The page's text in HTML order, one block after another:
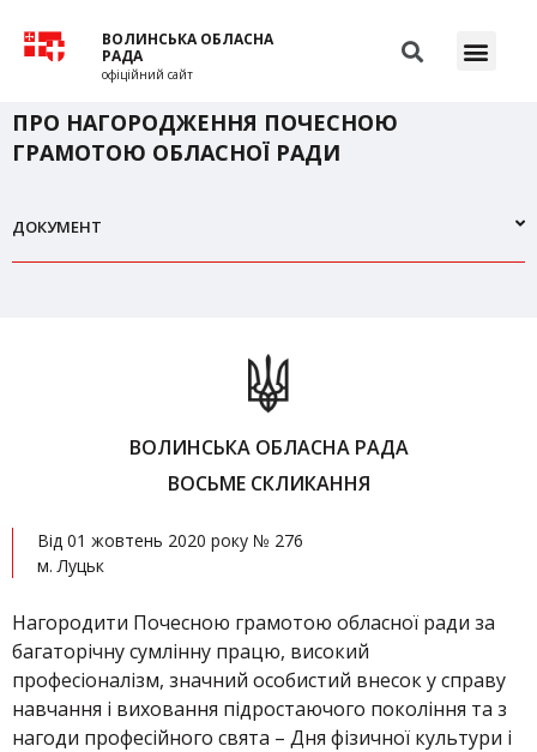
ВОЛИНСЬКА ОБЛАСНА
РАДА
офіційний сайт
ПРО НАГОРОДЖЕННЯ ПОЧЕСНОЮ
ГРАМОТОЮ ОБЛАСНОЇ РАДИ
ДОКУМЕНТ
ВОЛИНСЬКА ОБЛАСНА РАДА
ВОСЬМЕ СКЛИКАННЯ
Від 01 жовтень 2020 року № 276
м. Луцьк
Нагородити Почесною грамотою обласної ради за
багаторічну сумлінну працю, високий
професіоналізм, значний особистий внесок у справу
навчання і виховання підростаючого покоління та з
нагоди професійного свята – Дня фізичної культури і